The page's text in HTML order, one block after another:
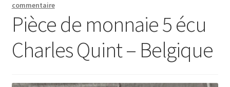
commentaire
Pièce de monnaie 5 écu
Charles Quint – Belgique